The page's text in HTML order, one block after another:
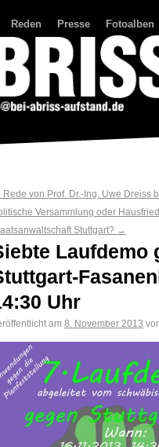
Reden Presse Fotoalben
Rede von Prof. Dr.-Ing. Uwe Dreiss
Versammlung oder
Stuttgart? →
Laufdemo
Uhr
am 8. November 2013